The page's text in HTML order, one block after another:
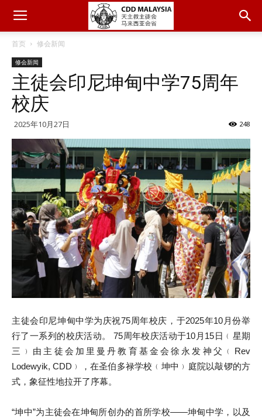
首页 修会新闻
修会新闻
主徒会印尼坤甸中学75周年
校庆
2025年10月27日 248
主徒会印尼坤甸中学为庆祝75周年校庆，于2025年10月份举
行了一系列的校庆活动。 75周年校庆活动于10月15日﹙星期
三﹚由主徒会加里曼丹教育基金会徐永发神父﹙Rev
Lodewyik, CDD﹚，在圣伯多禄学校﹙坤中﹚庭院以敲锣的方
式，象征性地拉开了序幕。
“坤中”为主徒会在坤甸所创办的首所学校――坤甸中学，以及